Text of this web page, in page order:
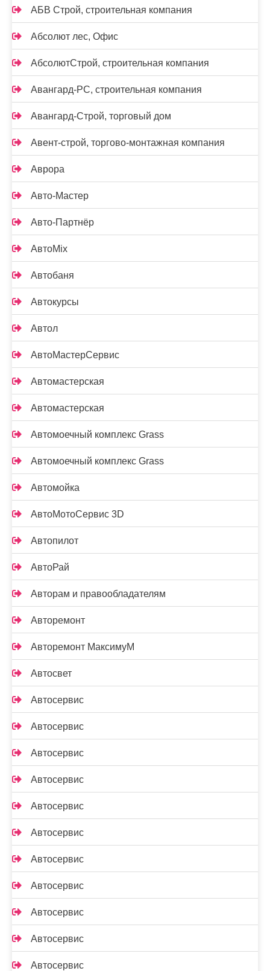
АБВ Строй, строительная компания
Абсолют лес, Офис
АбсолютСтрой, строительная компания
Авангард-РС, строительная компания
Авангард-Строй, торговый дом
Авент-строй, торгово-монтажная компания
Аврора
Авто-Мастер
Авто-Партнёр
АвтоMix
Автобаня
Автокурсы
Автол
АвтоМастерСервис
Автомастерская
Автомастерская
Автомоечный комплекс Grass
Автомоечный комплекс Grass
Автомойка
АвтоМотоСервис 3D
Автопилот
АвтоРай
Авторам и правообладателям
Авторемонт
Авторемонт МаксимуМ
Автосвет
Автосервис
Автосервис
Автосервис
Автосервис
Автосервис
Автосервис
Автосервис
Автосервис
Автосервис
Автосервис
Автосервис